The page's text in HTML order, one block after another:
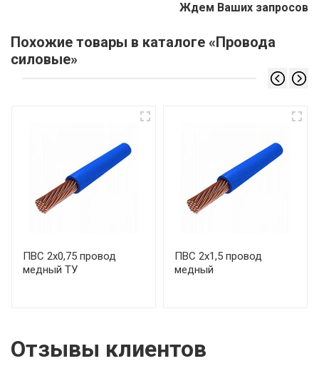
Ждем Ваших запросов
Похожие товары в каталоге «Провода
силовые»
ПВС 2х0,75 провод
медный ТУ
ПВС 2х1,5 провод
медный
Отзывы клиентов